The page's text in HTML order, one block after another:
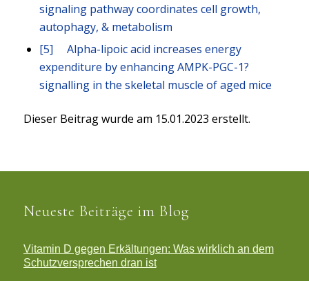
signaling pathway coordinates cell growth,
autophagy, & metabolism
[5] Alpha-lipoic acid increases energy
expenditure by enhancing AMPK-PGC-1?
signalling in the skeletal muscle of aged mice
Dieser Beitrag wurde am 15.01.2023 erstellt.
Neueste Beiträge im Blog
Vitamin D gegen Erkältungen: Was wirklich an dem
Schutzversprechen dran ist